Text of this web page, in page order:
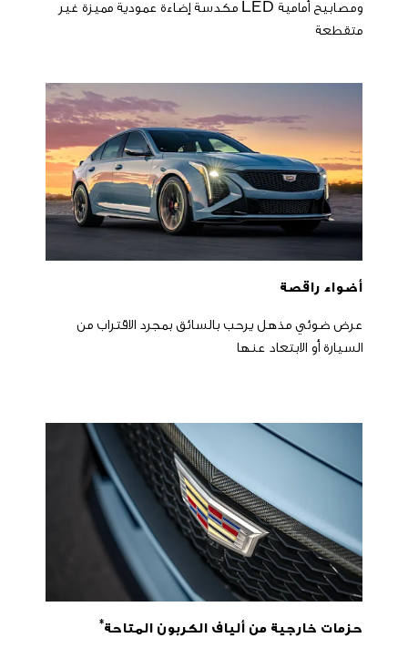
ومصابيح أمامية LED مكدسة إضاءة عمودية مميزة غير
متقطعة
أضواء راقصة
عرض ضوئي مذهل يرحب بالسائق بمجرد الاقتراب من
السيارة أو الابتعاد عنها
حزمات خارجية من ألياف الكربون المتاحة *